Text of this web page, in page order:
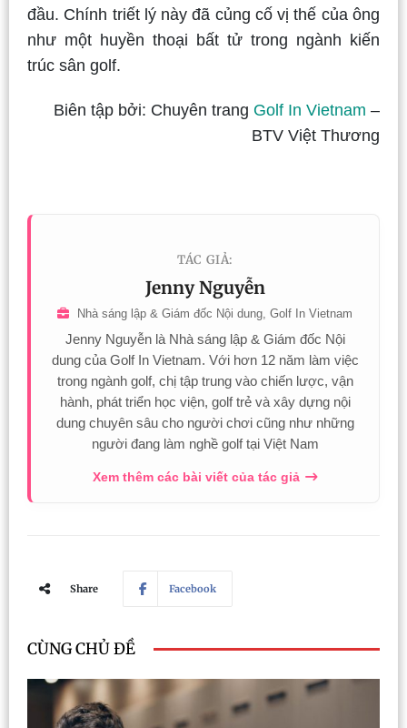
đầu. Chính triết lý này đã củng cố vị thế của ông
như một huyền thoại bất tử trong ngành kiến
trúc sân golf.
Biên tập bởi: Chuyên trang Golf In Vietnam –
BTV Việt Thương
TÁC GIẢ:
Jenny Nguyễn
Nhà sáng lập & Giám đốc Nội dung, Golf In Vietnam
Jenny Nguyễn là Nhà sáng lập & Giám đốc Nội
dung của Golf In Vietnam. Với hơn 12 năm làm việc
trong ngành golf, chị tập trung vào chiến lược, vận
hành, phát triển học viện, golf trẻ và xây dựng nội
dung chuyên sâu cho người chơi cũng như những
người đang làm nghề golf tại Việt Nam
Xem thêm các bài viết của tác giả
Share Facebook
CÙNG CHỦ ĐỀ